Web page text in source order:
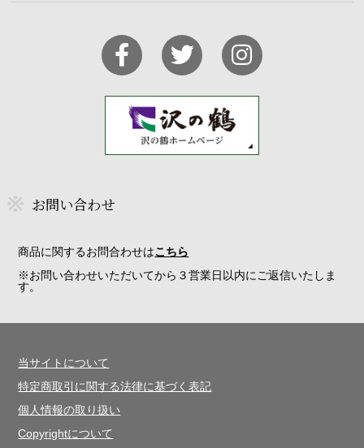
お問い合わせ
商品に関するお問合わせはこちら
※お問い合わせいただいてから３営業日以内にご返信いたしま
す。
当サイトについて
特定商取引に関する法律に基づく表記
個人情報の取り扱い
Copyrightについて